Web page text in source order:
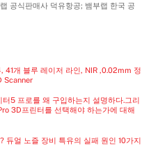
공식판매사 덕유항공; 뱀부랩 한국 공
41개 블루 레이저 라인, NIR ,0.02mm 정
Scanner
5 프로를 왜 구입하는지 설명하다.그리
3D프린터를 선택해야 하는가에 대해
듀얼 노즐 장비 특유의 실패 원인 10가지